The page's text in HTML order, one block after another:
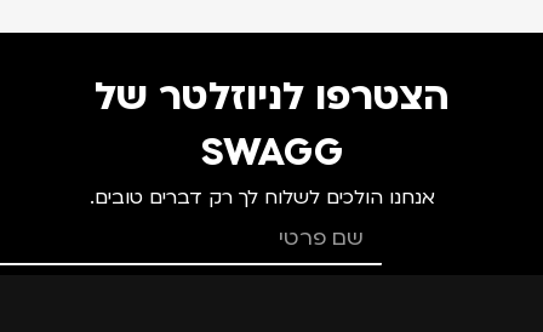
הצטרפו לניוזלטר של
SWAGG
אנחנו הולכים לשלוח לך רק דברים טובים.